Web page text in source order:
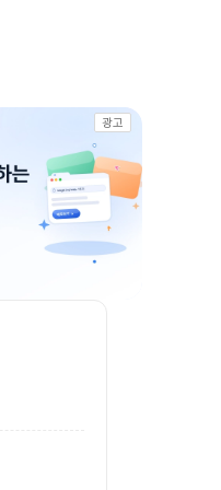
광고